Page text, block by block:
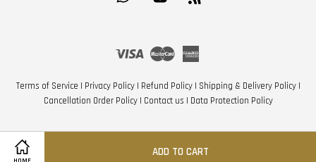
ADD TO CART
Visa Master
Terms of Service | Privacy Policy| Refund Policy| Shipping & Delivery Policy|
Cancellation Order Policy| Contact us | Data Protection Policy